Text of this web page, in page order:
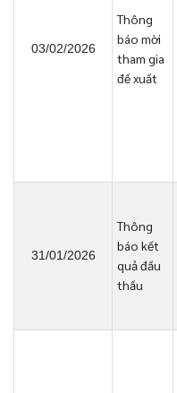
03/02/2026
Thông
báo mời
tham gia
đề xuất
31/01/2026
Thông
báo kết
quả đầu
thầu